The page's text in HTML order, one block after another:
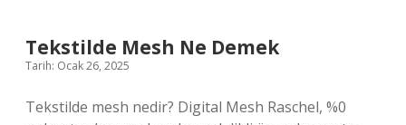
Tekstilde Mesh Ne Demek
Tarih: Ocak 26, 2025
Tekstilde mesh nedir? Digital Mesh Raschel, %0